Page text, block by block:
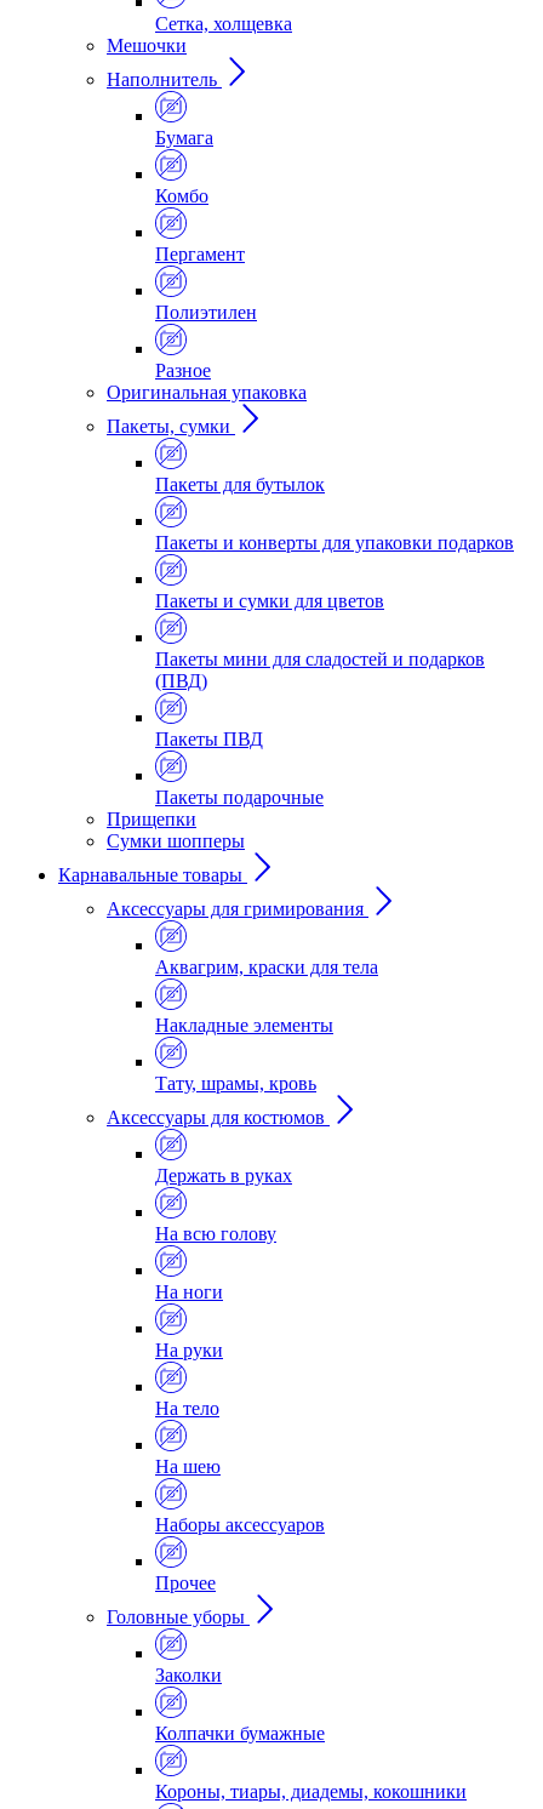
Сетка, холщевка
Мешочки
Наполнитель
Бумага
Комбо
Пергамент
Полиэтилен
Разное
Оригинальная упаковка
Пакеты, сумки
Пакеты для бутылок
Пакеты и конверты для упаковки подарков
Пакеты и сумки для цветов
Пакеты мини для сладостей и подарков
(ПВД)
Пакеты ПВД
Пакеты подарочные
Прищепки
Сумки шопперы
Карнавальные товары
Аксессуары для гримирования
Аквагрим, краски для тела
Накладные элементы
Тату, шрамы, кровь
Аксессуары для костюмов
Держать в руках
На всю голову
На ноги
На руки
На тело
На шею
Наборы аксессуаров
Прочее
Головные уборы
Заколки
Колпачки бумажные
Короны, тиары, диадемы, кокошники